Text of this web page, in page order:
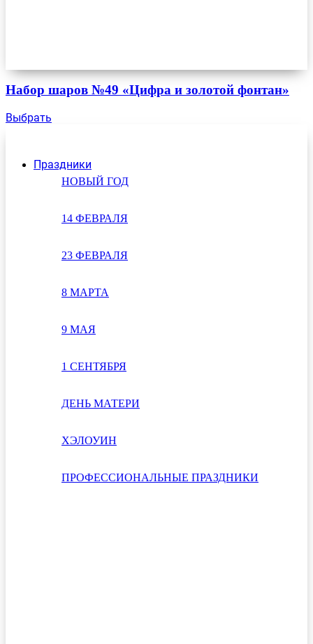
Праздники
НОВЫЙ ГОД
14 ФЕВРАЛЯ
23 ФЕВРАЛЯ
8 МАРТА
9 МАЯ
1 СЕНТЯБРЯ
ДЕНЬ МАТЕРИ
ХЭЛОУИН
ПРОФЕССИОНАЛЬНЫЕ ПРАЗДНИКИ
Набор шаров №49 «Цифра и золотой фонтан»
Выбрать